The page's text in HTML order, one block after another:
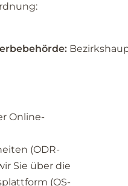
Online-
(ODR-
Sie über die
(OS-